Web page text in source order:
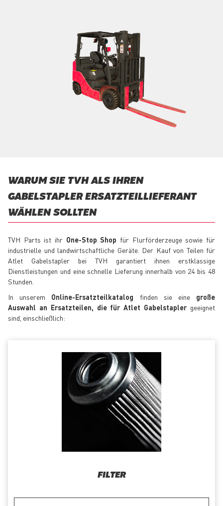
WARUM SIE TVH ALS IHREN
GABELSTAPLER ERSATZTEILLIEFERANT
WÄHLEN SOLLTEN
TVH Parts ist ihr One-Stop Shop für Flurförderzeuge sowie für
industrielle und landwirtschaftliche Geräte. Der Kauf von Teilen für
Atlet Gabelstapler bei TVH garantiert ihnen erstklassige
Dienstleistungen und eine schnelle Lieferung innerhalb von 24 bis 48
Stunden.
In unserem Online-Ersatzteilkatalog finden sie eine große
Auswahl an Ersatzteilen, die für Atlet Gabelstapler geeignet
sind, einschließlich:
FILTER